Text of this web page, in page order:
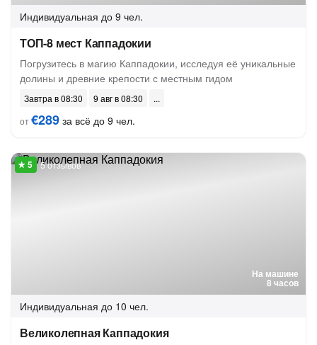
Индивидуальная до 9 чел.
ТОП-8 мест Каппадокии
Погрузитесь в магию Каппадокии, исследуя её уникальные
долины и древние крепости с местным гидом
Завтра в 08:30
9 авг в 08:30
от€289 за всё до 9 чел.
На машине
8 часов
5 отзывов
Индивидуальная до 10 чел.
Великолепная Каппадокия